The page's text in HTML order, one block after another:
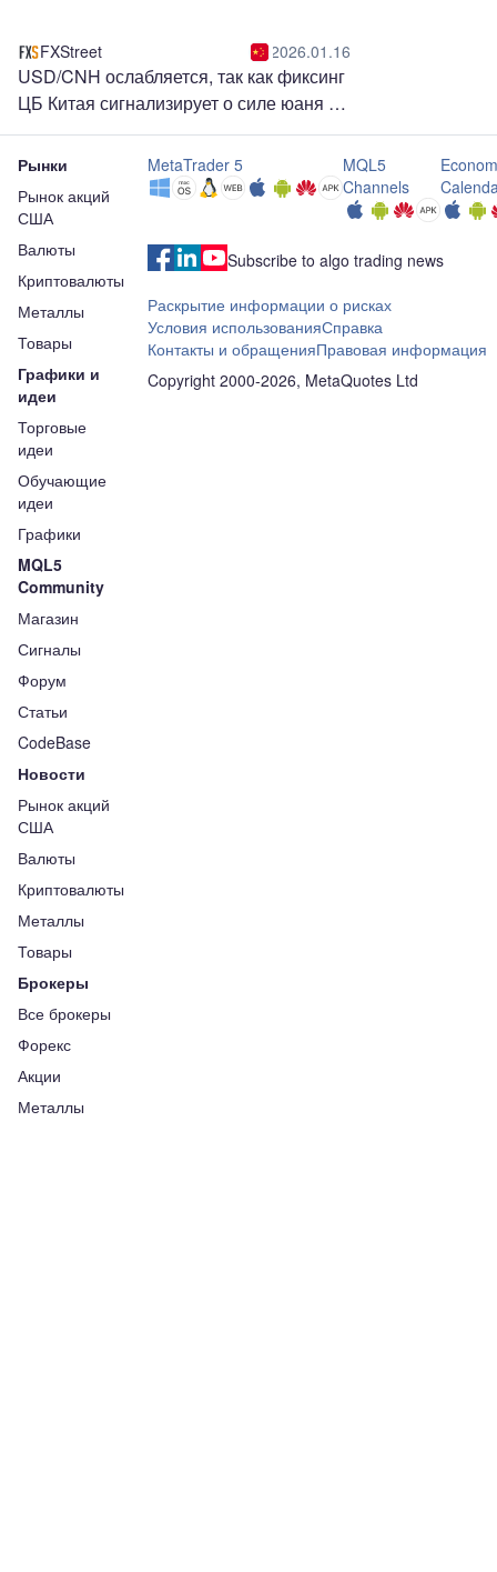
FXStreet 2026.01.16
USD/CNH ослабляется, так как фиксинг
ЦБ Китая сигнализирует о силе юаня –
OCBC
Рынки
Рынок акций
США
Валюты
Криптовалюты
Металлы
Товары
Графики и
идеи
Торговые
идеи
Обучающие
идеи
Графики
MQL5
Community
Магазин
Сигналы
Форум
Статьи
CodeBase
Новости
Рынок акций
США
Валюты
Криптовалюты
Металлы
Товары
Брокеры
Все брокеры
Форекс
Акции
Металлы
MetaTrader 5
MQL5
Channels
Subscribe to algo trading news
Раскрытие информации о рисках
Условия использованияСправка
Контакты и обращенияПравовая информация
Copyright 2000-2026, MetaQuotes Ltd